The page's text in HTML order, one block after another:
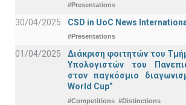
#Presentations
30/04/2025 CSD in UoC News
#Presentations
01/04/2025
Διάκριση φοιτητών του
Υπολογιστών του
στον παγκόσμιο
World Cup”
#Competitions #Distinctions